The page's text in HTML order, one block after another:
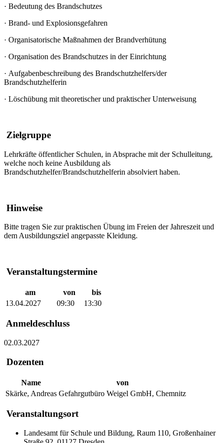
· Bedeutung des Brandschutzes
· Brand- und Explosionsgefahren
· Organisatorische Maßnahmen der Brandverhütung
· Organisation des Brandschutzes in der Einrichtung
· Aufgabenbeschreibung des Brandschutzhelfers/der
Brandschutzhelferin
· Löschübung mit theoretischer und praktischer Unterweisung
Zielgruppe
Lehrkräfte öffentlicher Schulen, in Absprache mit der Schulleitung,
welche noch keine Ausbildung als
Brandschutzhelfer/Brandschutzhelferin absolviert haben.
Hinweise
Bitte tragen Sie zur praktischen Übung im Freien der Jahreszeit und
dem Ausbildungsziel angepasste Kleidung.
Veranstaltungstermine
am von
bis
13.04.2027
09:30 13:30
Anmeldeschluss
02.03.2027
Dozenten
Name
von
Skärke, Andreas Gefahrgutbüro Weigel GmbH, Chemnitz
Veranstaltungsort
Landesamt für Schule und Bildung, Raum 110, Großenhainer